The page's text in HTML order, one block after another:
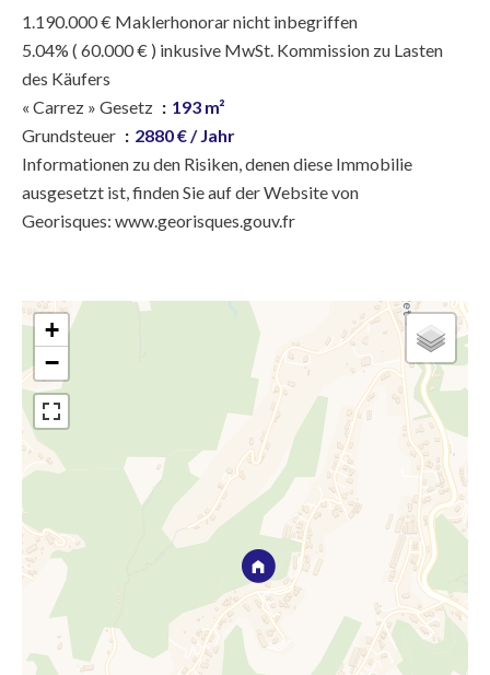
1.190.000 € Maklerhonorar nicht inbegriffen
5.04% ( 60.000 € ) inkusive MwSt. Kommission zu Lasten
des Käufers
« Carrez » Gesetz
193 m²
Grundsteuer
2880 € / Jahr
Informationen zu den Risiken, denen diese Immobilie
ausgesetzt ist, finden Sie auf der Website von
Georisques: www.georisques.gouv.fr
+
−